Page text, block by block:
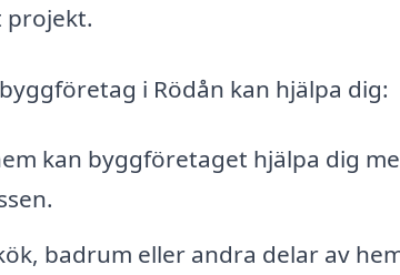
projekt.
i Rödån kan hjälpa dig:
kan byggföretaget hjälpa dig
badrum eller andra delar av